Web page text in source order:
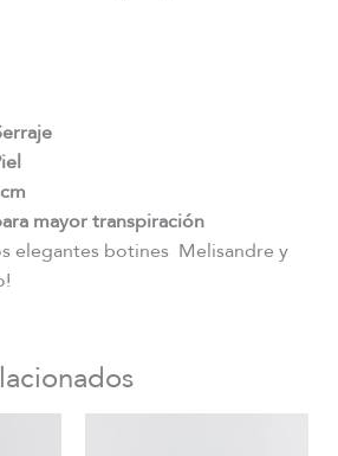
mayor transpiración
elegantes botines Melisandre y